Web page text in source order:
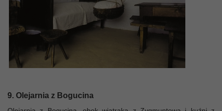
9. Olejarnia z Bogucina